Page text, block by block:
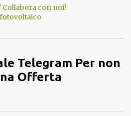
Collabora con noi!
Telegram Per non
Offerta